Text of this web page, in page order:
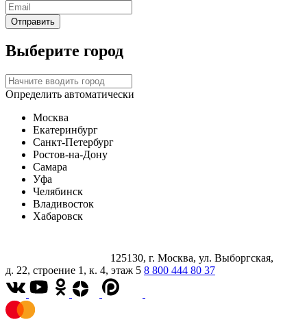
Выберите город
Определить автоматически
Москва
Екатеринбург
Санкт-Петербург
Ростов-на-Дону
Самара
Уфа
Челябинск
Владивосток
Хабаровск
125130, г. Москва, ул. Выборгская,
д. 22, строение 1, к. 4, этаж 5 8 800 444 80 37